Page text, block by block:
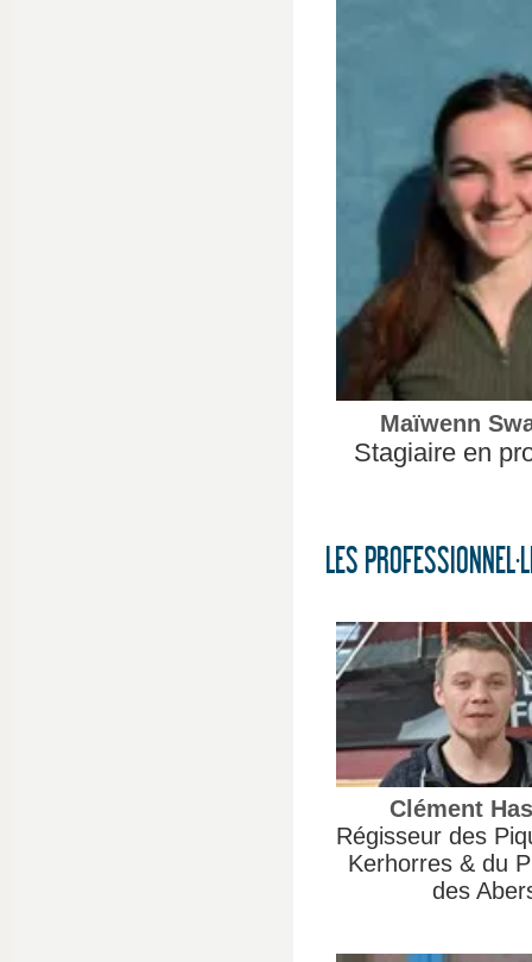
Maïwenn
Stagiaire en
LES
Clément
Régisseur des
Kerhorres & du
des